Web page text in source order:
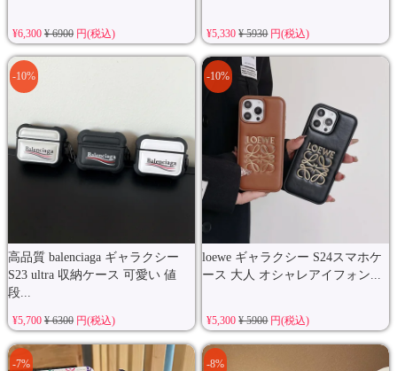
¥6,300 ¥ 6900円(税込) ¥5,330¥ 5930円(税込)
高品質 balenciaga ギャラクシー
S23 ultra 収納ケース 可愛い 値
段...
-10%
¥5,700 ¥ 6300円(税込)
loewe ギャラクシー S24スマホケ
ース 大人 オシャレアイフォン...
-10%
¥5,300¥ 5900円(税込)
-7% -8%